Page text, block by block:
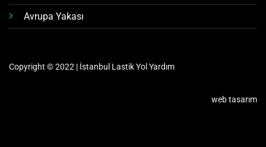
Avrupa Yakası
Copyright © 2022 | İstanbul Lastik Yol Yardım
web tasarım